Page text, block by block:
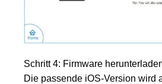
Schritt 4: Firmware
Die passende iOS-Version wird